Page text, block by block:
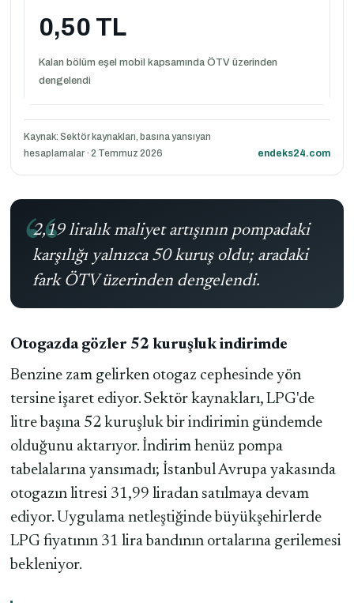
0,50 TL
Kalan bölüm eşel mobil kapsamında ÖTV üzerinden
dengelendi
Kaynak: Sektör kaynakları, basına yansıyan
hesaplamalar · 2 Temmuz 2026
endeks24.com
2,19 liralık maliyet artışının pompadaki
karşılığı yalnızca 50 kuruş oldu; aradaki
fark ÖTV üzerinden dengelendi.
Otogazda gözler 52 kuruşluk indirimde
Benzine zam gelirken otogaz cephesinde yön
tersine işaret ediyor. Sektör kaynakları, LPG'de
litre başına 52 kuruşluk bir indirimin gündemde
olduğunu aktarıyor. İndirim henüz pompa
tabelalarına yansımadı; İstanbul Avrupa yakasında
otogazın litresi 31,99 liradan satılmaya devam
ediyor. Uygulama netleştiğinde büyükşehirlerde
LPG fiyatının 31 lira bandının ortalarına gerilemesi
bekleniyor.